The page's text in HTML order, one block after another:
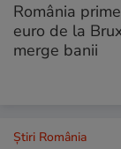
România
euro de la
merge banii
Știri România